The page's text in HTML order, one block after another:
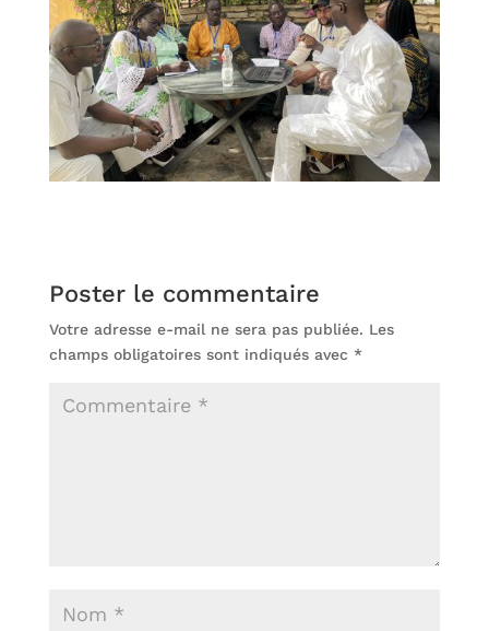
Poster le commentaire
Votre adresse e-mail ne sera pas publiée. Les
champs obligatoires sont indiqués avec *